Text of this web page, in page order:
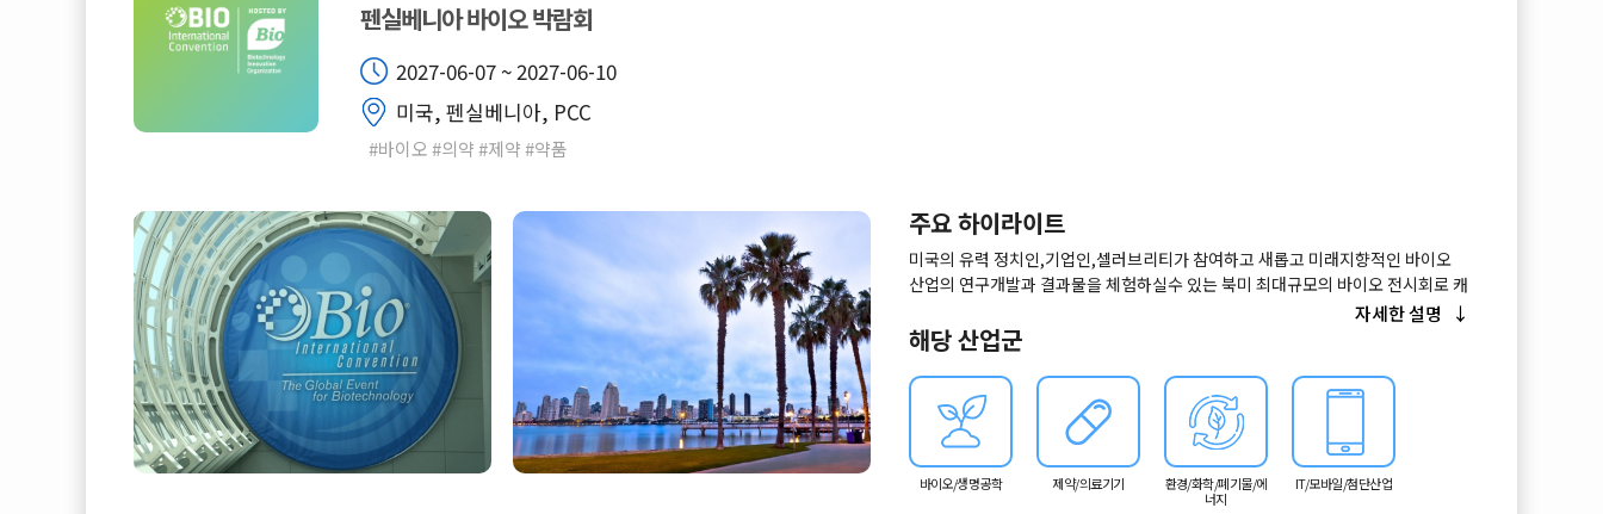
펜실베니아 바이오 박람회
2027-06-07 ~ 2027-06-10
미국, 펜실베니아, PCC
#바이오 #의약 #제약 #약품
주요 하이라이트
미국의 유력 정치인,기업인,셀러브리티가 참여하고 새롭고 미래지향적인 바이오
산업의 연구개발과 결과물을 체험하실수 있는 북미 최대규모의 바이오 전시회로 캐
나다, 영국, 독일, 프랑스, 일본, 대한민국, 중국, 브라질, 터키, 호주 등 10개국의 국
가 대표부가 가장 큰 규모로 참가합니다.
자세한 설명
해당 산업군
바이오/생명공학 제약/의료기기
환경/화학/폐기물/에
너지
IT/모바일/첨단산업